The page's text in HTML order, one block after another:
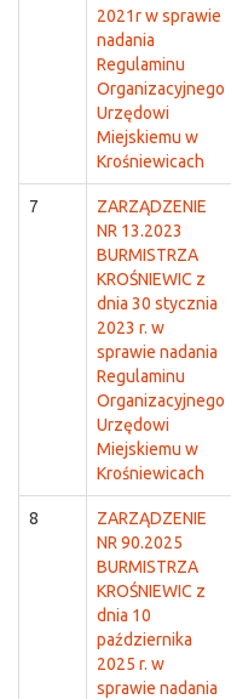
2021r w sprawie
nadania
Regulaminu
Organizacyjnego
Urzędowi
Miejskiemu w
Krośniewicach
7
ZARZĄDZENIE
NR 13.2023
BURMISTRZA
KROŚNIEWIC z
dnia 30 stycznia
2023 r. w
sprawie nadania
Regulaminu
Organizacyjnego
Urzędowi
Miejskiemu w
Krośniewicach
8
ZARZĄDZENIE
NR 90.2025
BURMISTRZA
KROŚNIEWIC z
dnia 10
października
2025 r. w
sprawie nadania